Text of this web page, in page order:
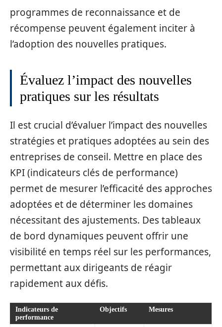
programmes de reconnaissance et de
récompense peuvent également inciter à
l’adoption des nouvelles pratiques.
Évaluez l’impact des nouvelles
pratiques sur les résultats
Il est crucial d’évaluer l’impact des nouvelles
stratégies et pratiques adoptées au sein des
entreprises de conseil. Mettre en place des
KPI (indicateurs clés de performance)
permet de mesurer l’efficacité des approches
adoptées et de déterminer les domaines
nécessitant des ajustements. Des tableaux
de bord dynamiques peuvent offrir une
visibilité en temps réel sur les performances,
permettant aux dirigeants de réagir
rapidement aux défis.
Indicateurs de
performance
Objectifs Mesures